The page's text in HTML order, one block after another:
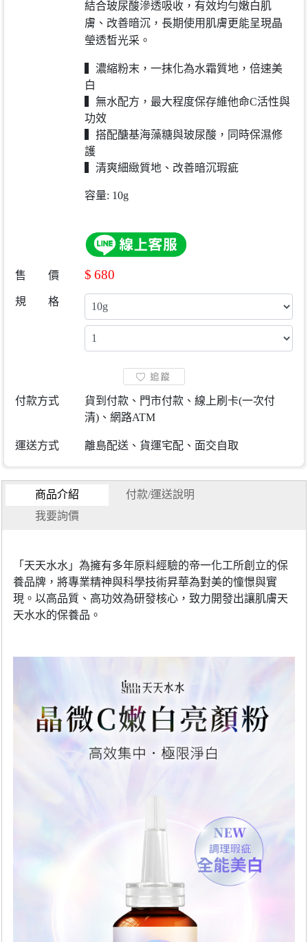
結合玻尿酸滲透吸收，有效均勻嫩白肌
膚、改善暗沉，長期使用肌膚更能呈現晶
瑩透皙光采。
▍濃縮粉末，一抹化為水霜質地，倍速美
白
▍無水配方，最大程度保存維他命C活性與
功效
▍搭配醣基海藻糖與玻尿酸，同時保濕修
護
▍清爽細緻質地、改善暗沉瑕疵
容量: 10g
售 價 $ 680
規 格
付款方式
貨到付款、門市付款、線上刷卡(一次付
清)、網路ATM
運送方式 離島配送、貨運宅配、面交自取
商品介紹
付款/運送說明
我要詢價
「天天水水」為擁有多年原料經驗的帝一化工所創立的保
養品牌，將專業精神與科學技術昇華為對美的憧憬與實
現。以高品質、高功效為研發核心，致力開發出讓肌膚天
天水水的保養品。